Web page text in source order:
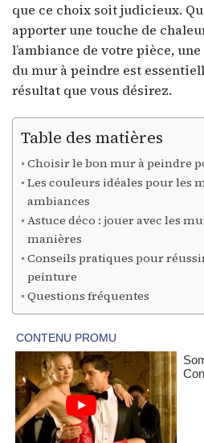
que ce choix soit judicieux.
apporter une touche de
l’ambiance de votre pièce,
du mur à peindre est
résultat que vous désirez.
Table des matières
Choisir le bon mur à peindre
Les couleurs idéales pour les
ambiances
Astuce déco : jouer avec les
manières
Conseils pratiques pour
peinture
Questions fréquentes